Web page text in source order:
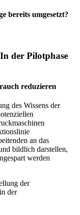
bereits umgesetzt?
In der Pilotphase
reduzieren
des Wissens der
an das
bildlich darstellen,
werden
der
der